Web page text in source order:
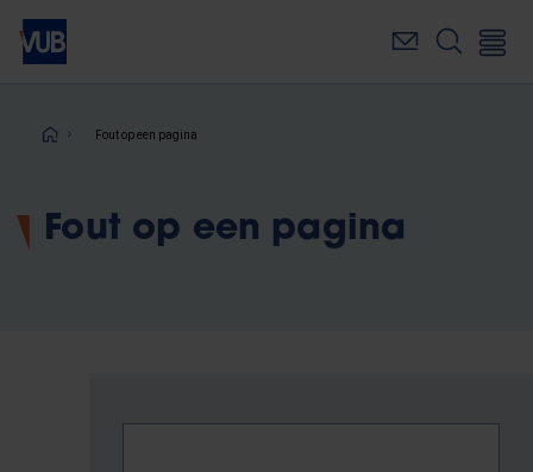
Overslaan
naar
inhoudKruimelpad
Fout op een pagina
Fout op een pagina